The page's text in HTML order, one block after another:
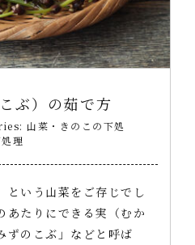
ぶ）の茹で方
山菜・きのこの下処
理
という山菜をご存じでし
あたりにできる実（むか
ずのこぶ」などと呼ば